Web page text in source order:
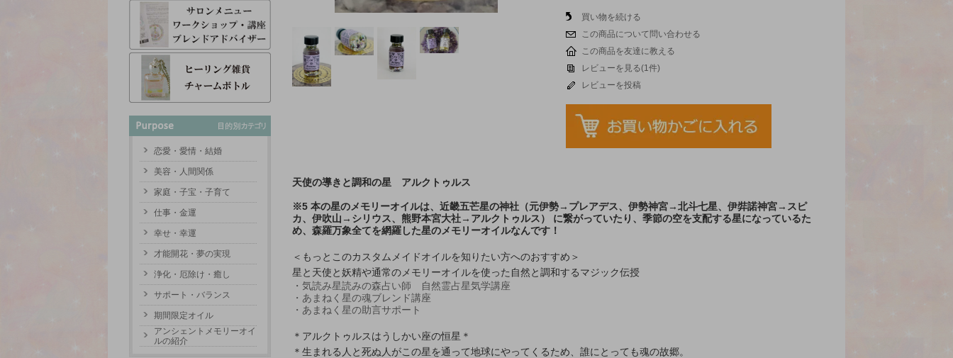
恋愛・愛情・結婚
美容・人間関係
家庭・子宝・子育て
仕事・金運
幸せ・幸運
才能開花・夢の実現
浄化・厄除け・癒し
サポート・バランス
期間限定オイル
アンシェントメモリーオイ
ルの紹介
買い物を続ける
この商品について問い合わせる
この商品を友達に教える
レビューを見る(1件)
レビューを投稿
天使の導きと調和の星 アルクトゥルス
※5 本の星のメモリーオイルは、近畿五芒星の神社（元伊勢→プレアデス、伊勢神宮→北斗七星、伊弉諾神宮→スピ
カ、伊吹山→シリウス、熊野本宮大社→アルクトゥルス） に繋がっていたり、季節の空を支配する星になっているた
め、森羅万象全てを網羅した星のメモリーオイルなんです！
＜もっとこのカスタムメイドオイルを知りたい方へのおすすめ＞
星と天使と妖精や通常のメモリーオイルを使った自然と調和するマジック伝授
・気読み星読みの森占い師 自然霊占星気学講座
・あまねく星の魂ブレンド講座
・あまねく星の助言サポート
＊アルクトゥルスはうしかい座の恒星＊
＊生まれる人と死ぬ人がこの星を通って地球にやってくるため、誰にとっても魂の故郷。